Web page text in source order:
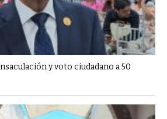
y voto ciudadano a 50